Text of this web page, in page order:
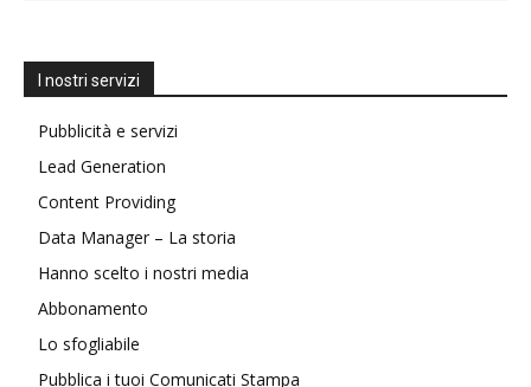
I nostri servizi
Pubblicità e servizi
Lead Generation
Content Providing
Data Manager – La storia
Hanno scelto i nostri media
Abbonamento
Lo sfogliabile
Pubblica i tuoi Comunicati Stampa